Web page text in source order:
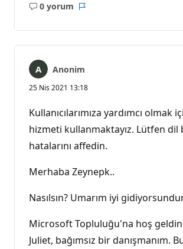
0 yorum
Açıklama
Anonim
25 Nis 2021 13:18
Kullanıcılarımıza yardımcı olmak
hizmeti kullanmaktayız. Lütfen dil
hatalarını affedin.
Merhaba Zeynepk..
Nasılsın? Umarım iyi
Microsoft Topluluğu'na hoş
Juliet, bağımsız bir danışmanım.